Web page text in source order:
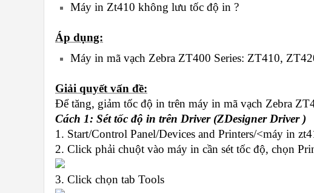
Máy in Zt410 không lưu tốc độ in ?
Áp dụng:
Máy in mã vạch Zebra ZT400 Series: ZT410,
Giải quyết vấn đề:
Để tăng, giảm tốc độ in trên máy in mã vạch Zebra
Cách 1: Sét tốc độ in trên Driver (ZDesigner Driver )
1. Start/Control Panel/Devices and Printers/<máy in
2. Click phải chuột vào máy in cần sét tốc độ, chọn
3. Click chọn tab Tools